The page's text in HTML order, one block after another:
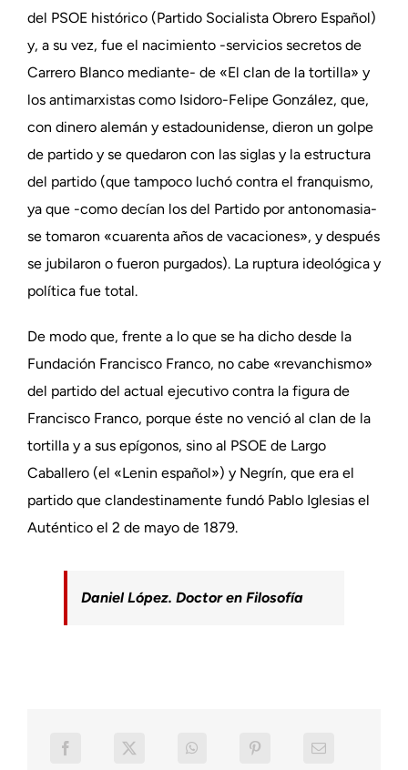
del PSOE histórico (Partido Socialista Obrero Español)
y, a su vez, fue el nacimiento -servicios secretos de
Carrero Blanco mediante- de «El clan de la tortilla» y
los antimarxistas como Isidoro-Felipe González, que,
con dinero alemán y estadounidense, dieron un golpe
de partido y se quedaron con las siglas y la estructura
del partido (que tampoco luchó contra el franquismo,
ya que -como decían los del Partido por antonomasia-
se tomaron «cuarenta años de vacaciones», y después
se jubilaron o fueron purgados). La ruptura ideológica y
política fue total.
De modo que, frente a lo que se ha dicho desde la
Fundación Francisco Franco, no cabe «revanchismo»
del partido del actual ejecutivo contra la figura de
Francisco Franco, porque éste no venció al clan de la
tortilla y a sus epígonos, sino al PSOE de Largo
Caballero (el «Lenin español») y Negrín, que era el
partido que clandestinamente fundó Pablo Iglesias el
Auténtico el 2 de mayo de 1879.
Daniel López. Doctor en Filosofía